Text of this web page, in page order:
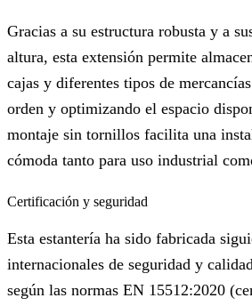
Gracias a su estructura robusta y a
altura, esta extensión permite
cajas y diferentes tipos de
orden y optimizando el espacio
montaje sin tornillos facilita una
cómoda tanto para uso industrial
Certificación y seguridad
Esta estantería ha sido fabricada
internacionales de seguridad y
según las normas EN 15512:2020